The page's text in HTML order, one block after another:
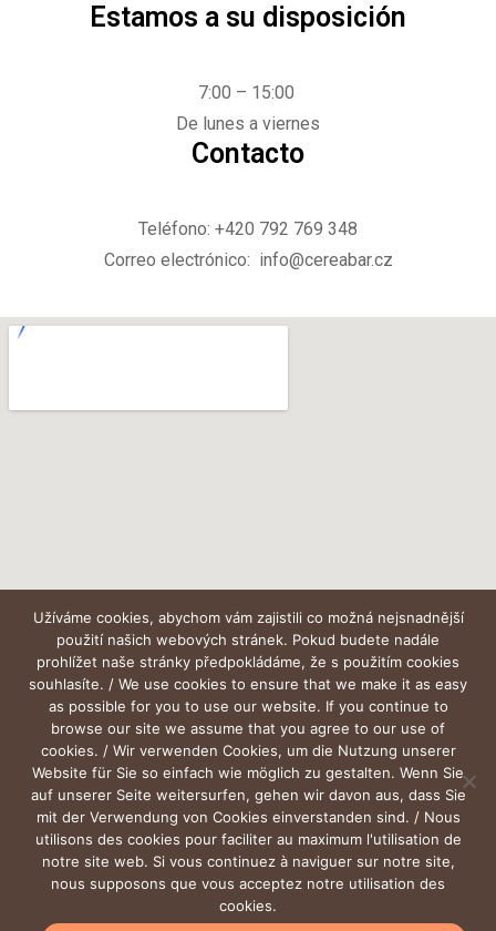
Estamos a su disposición
7:00 – 15:00
De lunes a viernes
Contacto
Teléfono: +420 792 769 348
Correo electrónico: info@cereabar.cz
Užíváme cookies, abychom vám zajistili co možná nejsnadnější
použití našich webových stránek. Pokud budete nadále
prohlížet naše stránky předpokládáme, že s použitím cookies
souhlasíte. / We use cookies to ensure that we make it as easy
as possible for you to use our website. If you continue to
browse our site we assume that you agree to our use of
cookies. / Wir verwenden Cookies, um die Nutzung unserer
Website für Sie so einfach wie möglich zu gestalten. Wenn Sie
auf unserer Seite weitersurfen, gehen wir davon aus, dass Sie
mit der Verwendung von Cookies einverstanden sind. / Nous
utilisons des cookies pour faciliter au maximum l'utilisation de
notre site web. Si vous continuez à naviguer sur notre site,
nous supposons que vous acceptez notre utilisation des
cookies.